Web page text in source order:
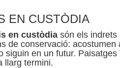
EN CUSTÒDIA
en custòdia són els indrets
de conservació:
siguin en un futur.
llarg termini.